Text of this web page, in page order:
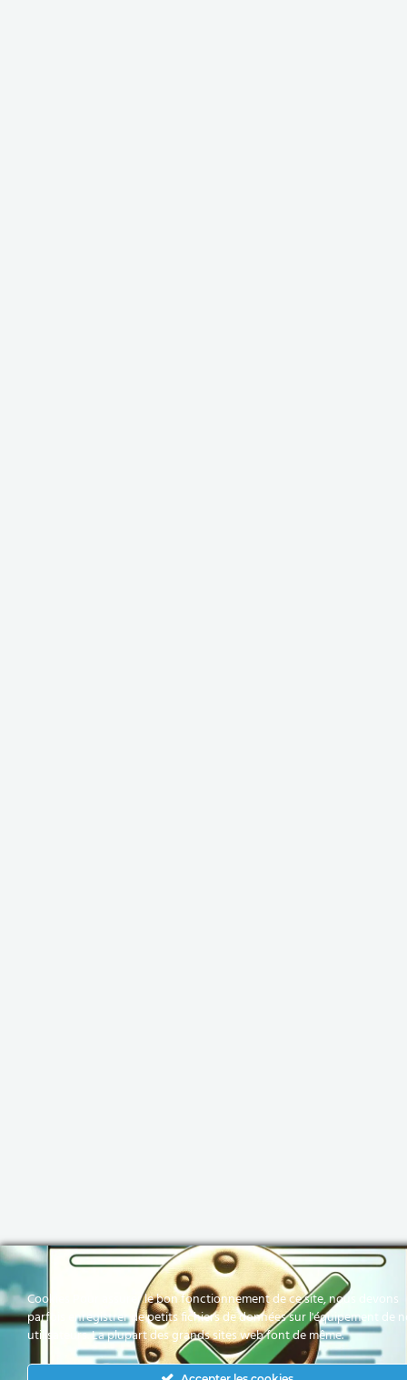
Cookies Pour assurer le bon fonctionnement de ce site, nous devons
parfois enregistrer de petits fichiers de données sur l'équipement de
utilisateurs. La plupart des grands sites web font de même.